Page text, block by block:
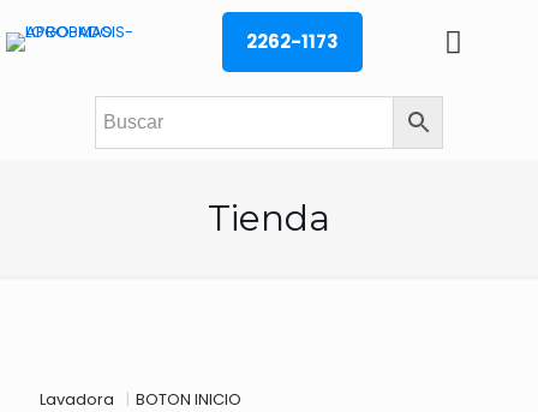
2262-1173
Tienda
Lavadora | BOTON INICIO